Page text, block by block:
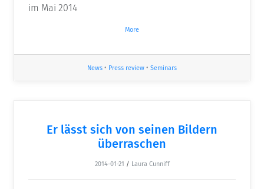
im Mai 2014
More
News • Press review • Seminars
Er lässt sich von seinen Bildern
überraschen
2014-01-21 / Laura Cunniff